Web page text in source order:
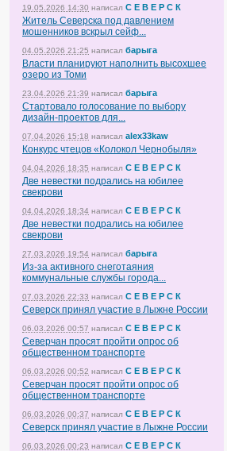
19.05.2026 14:30 написал С Е В Е Р С К
Житель Северска под давлением
мошенников вскрыл сейф...
04.05.2026 21:25 написал барыга
Власти планируют наполнить высохшее
озеро из Томи
23.04.2026 21:39 написал барыга
Стартовало голосование по выбору
дизайн-проектов для...
07.04.2026 15:18 написал alex33kaw
Конкурс чтецов «Колокол Чернобыля»
04.04.2026 18:35 написал С Е В Е Р С К
Две невестки подрались на юбилее
свекрови
04.04.2026 18:34 написал С Е В Е Р С К
Две невестки подрались на юбилее
свекрови
27.03.2026 19:54 написал барыга
Из-за активного снеготаяния
коммунальные службы города...
07.03.2026 22:33 написал С Е В Е Р С К
Северск принял участие в Лыжне России
06.03.2026 00:57 написал С Е В Е Р С К
Северчан просят пройти опрос об
общественном транспорте
06.03.2026 00:52 написал С Е В Е Р С К
Северчан просят пройти опрос об
общественном транспорте
06.03.2026 00:37 написал С Е В Е Р С К
Северск принял участие в Лыжне России
06.03.2026 00:23 написал С Е В Е Р С К